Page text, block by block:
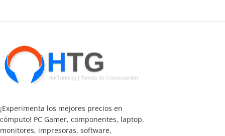
¡Experimenta los mejores precios en
cómputo! PC Gamer, componentes, laptop,
monitores, impresoras, software,